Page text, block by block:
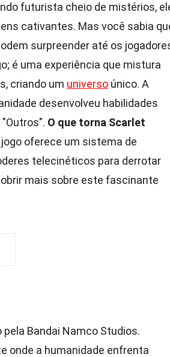
futurista cheio de mistérios,
cativantes. Mas você sabia
surpreender até os
é uma experiência que mistura
criando um universo único. A
desenvolveu habilidades
O que torna Scarlet
oferece um sistema de
telecinéticos para derrotar
mais sobre este fascinante
pela Bandai Namco Studios.
onde a humanidade enfrenta